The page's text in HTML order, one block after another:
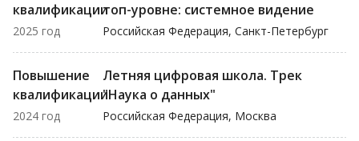
квалификации
2025 год
топ-уровне: системное видение
Российская Федерация, Санкт-Петербург
Повышение
квалификации
2024 год
Летняя цифровая школа. Трек
"Наука о данных"
Российская Федерация, Москва